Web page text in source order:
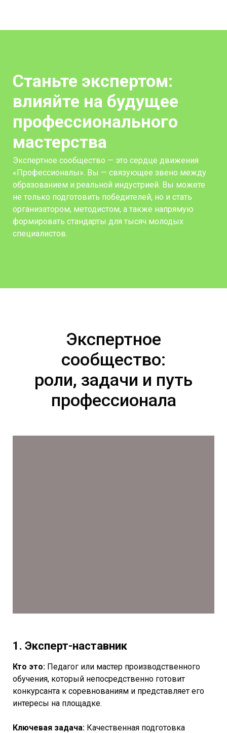
Станьте экспертом:
влияйте на будущее
профессионального
мастерства
Экспертное сообщество — это сердце движения
«Профессионалы». Вы — связующее звено между
образованием и реальной индустрией. Вы можете
не только подготовить победителей, но и стать
организатором, методистом, а также напрямую
формировать стандарты для тысяч молодых
специалистов.
Экспертное
сообщество:
роли, задачи и путь
профессионала
1. Эксперт-наставник
Кто это: Педагог или мастер производственного
обучения, который непосредственно готовит
конкурсанта к соревнованиям и представляет его
интересы на площадке.
Ключевая задача: Качественная подготовка